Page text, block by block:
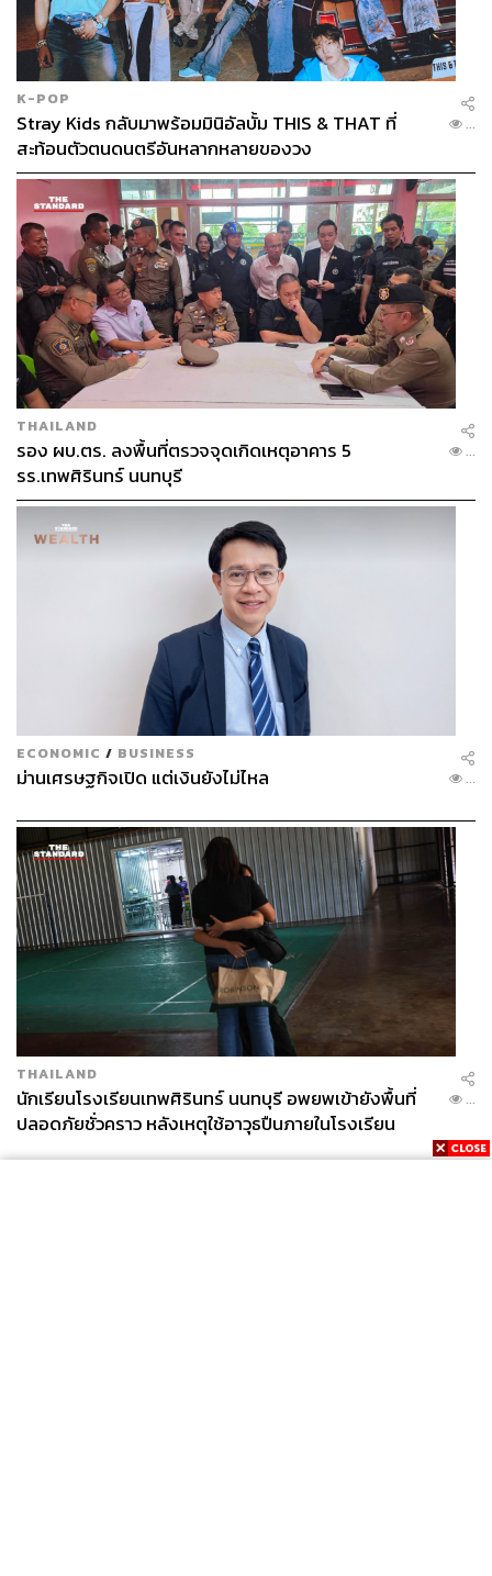
K-POP
Stray Kids กลับมาพร้อมมินิอัลบั้ม THIS & THAT ที่
สะท้อนตัวตนดนตรีอันหลากหลายของวง
...
THAILAND
รอง ผบ.ตร. ลงพื้นที่ตรวจจุดเกิดเหตุอาคาร 5
รร.เทพศิรินทร์ นนทบุรี
...
ECONOMIC / BUSINESS
ม่านเศรษฐกิจเปิด แต่เงินยังไม่ไหล ...
THAILAND
นักเรียนโรงเรียนเทพศิรินทร์ นนทบุรี อพยพเข้ายังพื้นที่
ปลอดภัยชั่วคราว หลังเหตุใช้อาวุธปืนภายในโรงเรียน
คลี่คลาย
...